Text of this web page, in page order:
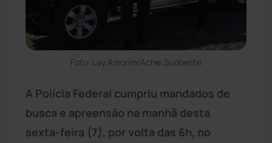
Foto: Lay Amorim/Achei Sudoeste
A Polícia Federal cumpriu mandados de
busca e apreensão na manhã desta
sexta-feira (7), por volta das 6h, no